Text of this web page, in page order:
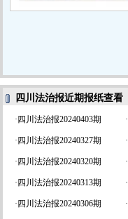
四川法治报近期报纸查看
· 四川法治报20240403期 ·
· 四川法治报20240327期 ·
· 四川法治报20240320期 ·
· 四川法治报20240313期 ·
· 四川法治报20240306期 ·